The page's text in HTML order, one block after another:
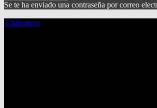
Se te ha enviado una contraseña por correo
Chilenieve